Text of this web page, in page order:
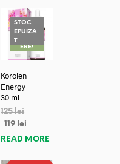
STOC
EPUIZA
TREDUC
ERE!
Korolen
Energy
30 ml
125lei
119 lei
READ MORE